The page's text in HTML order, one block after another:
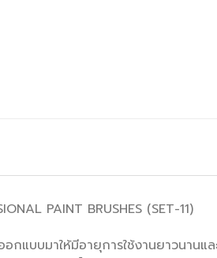
PAINT BRUSHES (SET-11)
อกแบบมาให้มีอายุการใช้งานยาวนา